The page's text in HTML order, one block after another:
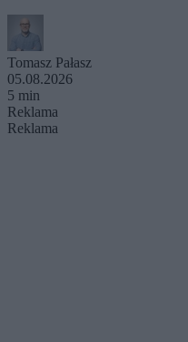
Tomasz Pałasz
05.08.2026
5 min
Reklama
Reklama